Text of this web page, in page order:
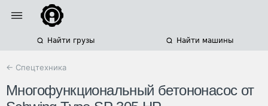
Найти грузы Найти машины
← Спецтехника
Многофункциональный бетононасос от